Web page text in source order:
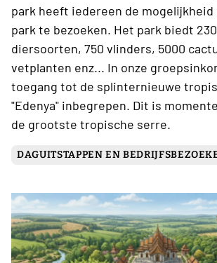
park heeft iedereen de
park te bezoeken. Het park biedt
diersoorten, 750 vlinders, 5000
vetplanten enz... In onze
toegang tot de splinternieuwe
"Edenya" inbegrepen. Dit is
de grootste tropische serre.
DAGUITSTAPPEN EN